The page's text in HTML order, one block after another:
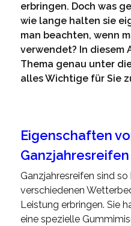
erbringen. Doch was
wie lange halten sie
man beachten, wenn
verwendet? In diesem
Thema genau unter
alles Wichtige für Sie
Eigenschaften
Ganzjahresreifen
Ganzjahresreifen sind
verschiedenen
Leistung erbringen. Sie
eine spezielle